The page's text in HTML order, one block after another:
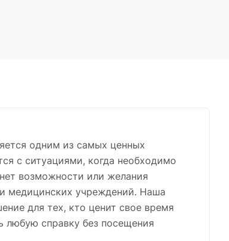
одним из самых ценных
с ситуациями, когда необходимо
возможности или желания
медицинских учреждений. Наша
для тех, кто ценит свое время
справку без посещения